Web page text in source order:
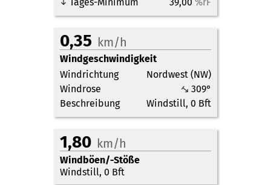
0,35 km/h
Windgeschwindigkeit
Windrichtung
Nordwest (NW)
Windrose
↥309°
Beschreibung
Windstill, 0 Bft
1,80 km/h
Windböen/-Stöße
Windstill, 0 Bft